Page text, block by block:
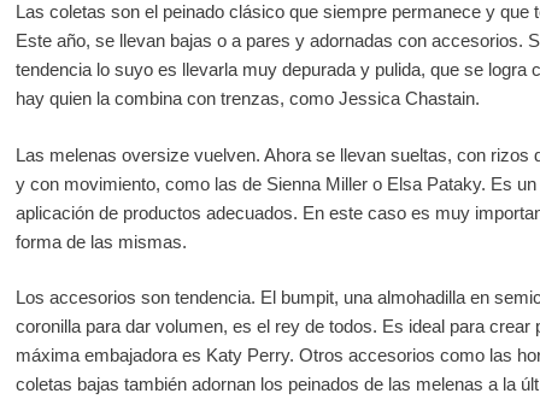
Las coletas son el peinado clásico que siempre permanece y que
Este año, se llevan bajas o a pares y adornadas con accesorios.
tendencia lo suyo es llevarla muy depurada y pulida, que se logra
hay quien la combina con trenzas, como Jessica Chastain.
Las melenas oversize vuelven. Ahora se llevan sueltas, con rizos
y con movimiento, como las de Sienna Miller o Elsa Pataky. Es
aplicación de productos adecuados. En este caso es muy
forma de las mismas.
Los accesorios son tendencia. El bumpit, una almohadilla en
coronilla para dar volumen, es el rey de todos. Es ideal para
máxima embajadora es Katy Perry. Otros accesorios como las
coletas bajas también adornan los peinados de las melenas a la